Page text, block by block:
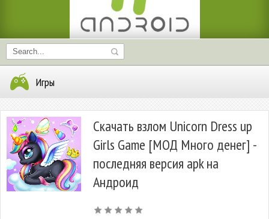
Игры
Скачать взлом Unicorn Dress up
Girls Game [МОД Много денег] -
последняя версия apk на
Андроид